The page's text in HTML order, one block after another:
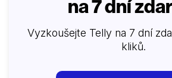
na 7 dní
Vyzkoušejte Telly na 7 dní
kliků.